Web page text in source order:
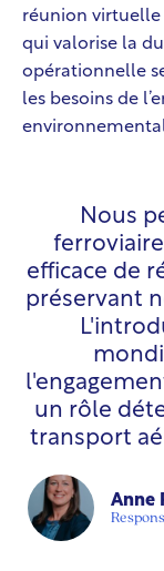
réunion virtuelle
qui valorise la
opérationnelle
les besoins de
Nous
efficace de
préservant
un rôle
transport
Anne